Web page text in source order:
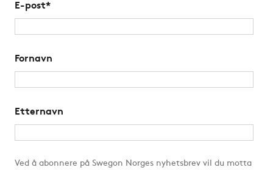
E-post*
Fornavn
Etternavn
Ved å abonnere på Swegon Norges nyhetsbrev vil du motta